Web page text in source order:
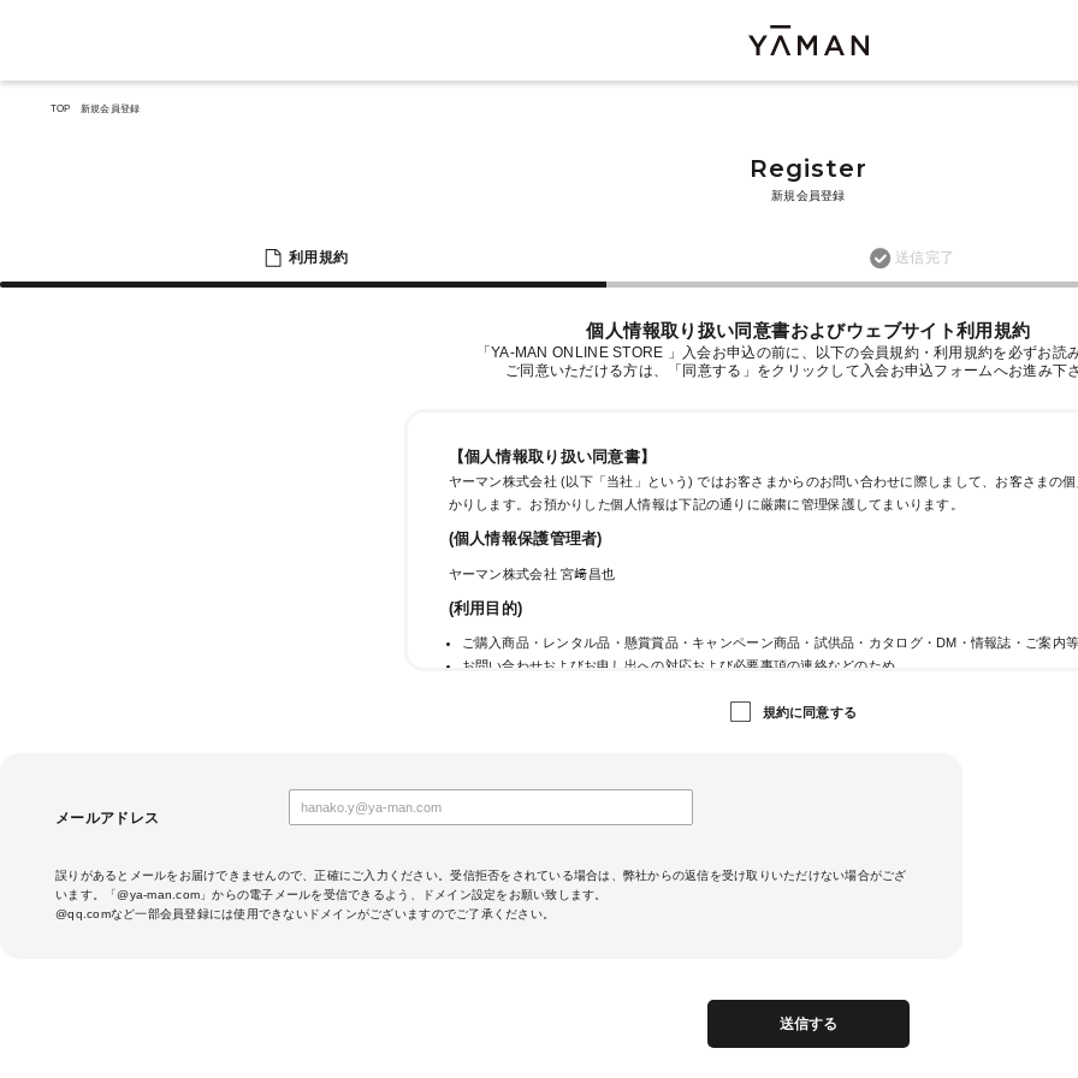
TOP 新規会員登録
Register
新規会員登録
利用規約 送信完了
個人情報取り扱い同意書およびウェブサイト利用規約
「YA-MAN ONLINE STORE 」入会お申込の前に、以下の会員規約・利用規約を必ずお読
ご同意いただける方は、「同意する」をクリックして入会お申込フォームへお進み下さ
【個人情報取り扱い同意書】
ヤーマン株式会社 (以下「当社」という) ではお客さまからのお問い合わせに際しまして、お客さまの
かりします。お預かりした個人情報は下記の通りに厳粛に管理保護してまいります。
(個人情報保護管理者)
ヤーマン株式会社 宮﨑昌也
(利用目的)
ご購入商品・レンタル品・懸賞賞品・キャンペーン商品・試供品・カタログ・DM・情報誌・ご案内
お問い合わせおよびお申し出への対応および必要事項の連絡などのため
当社のサービスのご案内、サポート情報の提供のため
当社では法律に基づく場合および次の場合を除き、お預かりしました個人情報は原則第三者への提供は
当社は、クレジットカード決済において、3Dセキュア2.0に対応し、クレジットカードの不正利用対策
す。そのため、当社がお客さまから収集したカード情報（カード名義・カード番号・有効期間）、メー
定することができないため、以下の個人情報保護措置に関する情報を把握して、ご提供することはでき
規約に同意する
メールアドレス
誤りがあるとメールをお届けできませんので、正確にご入力ください。受信拒否をされている場合は、弊社からの返信を受け取りいただけない場合がござ
います。「@ya-man.com」からの電子メールを受信できるよう、ドメイン設定をお願い致します。
@qq.comなど一部会員登録には使用できないドメインがございますのでご了承ください。
送信する